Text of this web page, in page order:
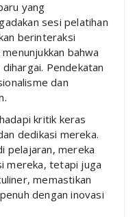
yang
sesi pelatihan
berinteraksi
bahwa
Pendekatan
dan
kritik keras
dedikasi mereka.
pelajaran, mereka
mereka, tetapi juga
memastikan
dengan inovasi